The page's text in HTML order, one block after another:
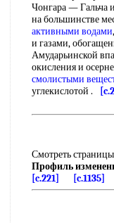
Чонгара — Гальча
на большинстве
активными водами
и газами,
Амударьинской
окисления и
смолистыми
углекислотой .
Смотреть
Профиль
[c.221]
[c.1135]